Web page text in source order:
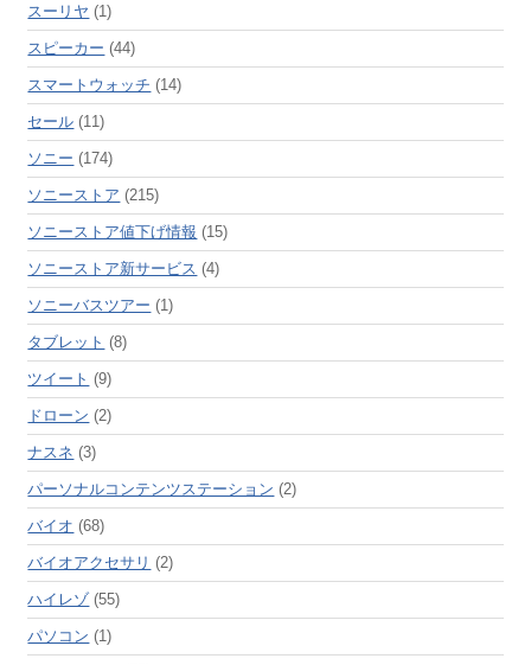
スーリヤ (1)
スピーカー (44)
スマートウォッチ (14)
セール (11)
ソニー (174)
ソニーストア (215)
ソニーストア値下げ情報 (15)
ソニーストア新サービス (4)
ソニーバスツアー (1)
タブレット (8)
ツイート (9)
ドローン (2)
ナスネ (3)
パーソナルコンテンツステーション (2)
バイオ (68)
バイオアクセサリ (2)
ハイレゾ(55)
パソコン (1)